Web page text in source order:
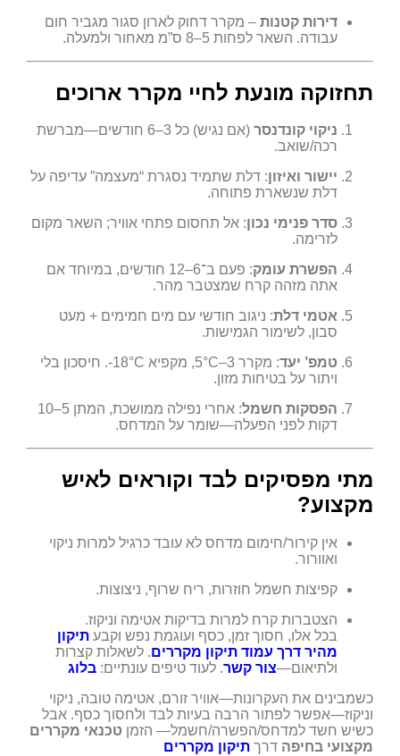
דירות קטנות – מקרר דחוק לארון סגור מגביר חום
עבודה. השאר לפחות 5–8 ס”מ מאחור ולמעלה.
תחזוקה מונעת לחיי מקרר ארוכים
ניקוי קונדנסר
(אם נגיש) כל 3–6 חודשים—מברשת
רכה/שואב.
יישור ואיזון: דלת שתמיד נסגרת “מעצמה” עדיפה על
דלת שנשארת פתוחה.
סדר פנימי נכון: אל תחסום פתחי אוויר; השאר מקום
לזרימה.
הפשרת עומק
: פעם ב־6–12 חודשים, במיוחד אם
אתה מזהה קרח שמצטבר מהר.
אטמי דלת: ניגוב חודשי עם מים חמימים + מעט
סבון, לשימור הגמישות.
טמפ’ יעד
: מקרר 3–5°C, מקפיא ‎-18°C. חיסכון בלי
ויתור על בטיחות מזון.
הפסקות חשמל
: אחרי נפילה ממושכת, המתן 5–10
דקות לפני הפעלה—שומר על המדחס.
מתי מפסיקים לבד וקוראים לאיש
מקצוע?
אין קירור/חימום מדחס לא עובד כרגיל למרות ניקוי
ואוורור.
קפיצות חשמל חוזרות, ריח שרוף, ניצוצות.
הצטברות קרח למרות בדיקות אטימה וניקוז.
בכל אלו, חסוך זמן, כסף ועוגמת נפש וקבע תיקון
מהיר דרך עמוד תיקון מקררים. לשאלות קצרות
ולתיאום—צור קשר. לעוד טיפים עונתיים: בלוג
כשמבינים את העקרונות—אוויר זורם, אטימה טובה, ניקוי
וניקוז—אפשר לפתור הרבה בעיות לבד ולחסוך כסף. אבל
כשיש חשד למדחס/הפשרה/חשמל— הזמן טכנאי מקררים
מקצועי בחיפה דרך תיקון מקררים